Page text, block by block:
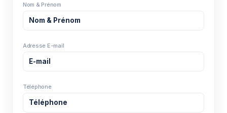
Nom & Prénom
Adresse E-mail
Téléphone